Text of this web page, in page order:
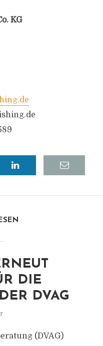
KG
DIE
DVAG
(DVAG)